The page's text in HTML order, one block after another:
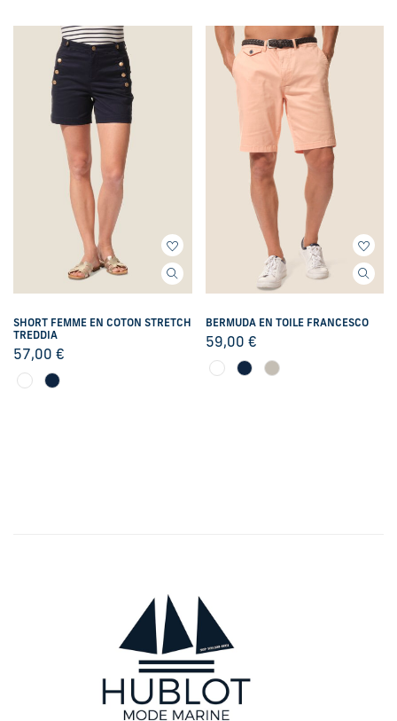
SHORT FEMME EN COTON STRETCH
TREDDIA
57,00 €
BERMUDA EN TOILE FRANCESCO
59,00 €